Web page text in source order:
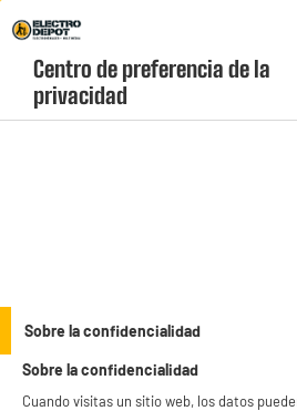
Menú
4 personas
Centro de preferencia de la
privacidad
Sobre la confidencialidad
Sobre la confidencialidad
Cuando visitas un sitio web, los datos